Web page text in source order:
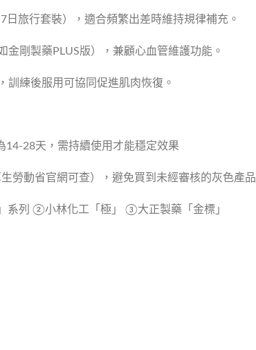
旅行套裝），適合頻繁出差時維持規律補充。
剛製藥PLUS版），兼顧心血管維護功能。
訓練後服用可協同促進肌肉恢復。
14-28天，需持續使用才能穩定效果
勞動省官網可查），避免買到未經審核的灰色產品
系列 ②小林化工「極」 ③大正製藥「金標」